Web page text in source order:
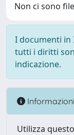
Non ci sono
I documenti in
tutti i diritti
indicazione.
Informazioni
Utilizza